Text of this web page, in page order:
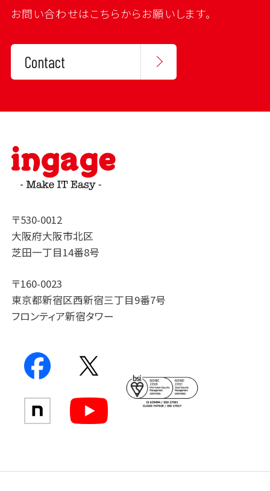
お問い合わせはこちらからお願いします。
Contact
〒530-0012
大阪府大阪市北区
芝田一丁目14番8号
〒160-0023
東京都新宿区西新宿三丁目9番7号
フロンティア新宿タワー